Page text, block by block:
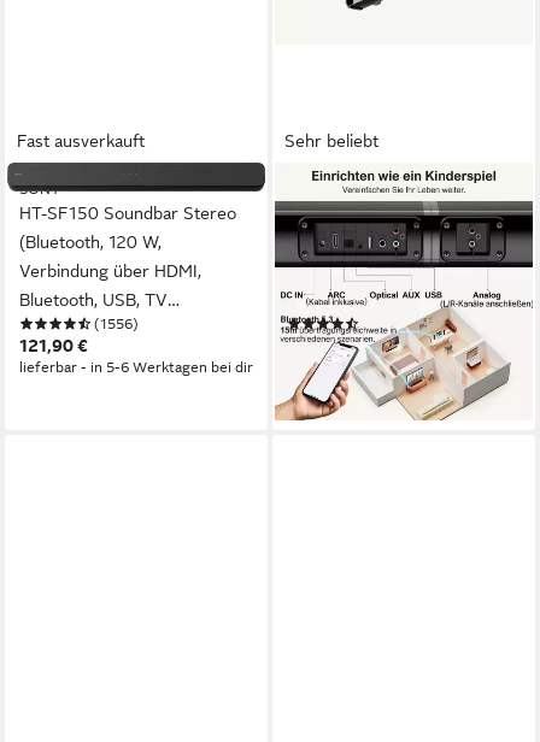
Fast ausverkauft
SONY
HT-SF150 Soundbar Stereo
(Bluetooth, 120 W,
Verbindung über HDMI,
Bluetooth, USB, TV
Soundsystem)
(1556)
121,90 €
lieferbar - in 5-6 Werktagen bei dir
Sehr beliebt
ULTIMEA
Apollo S40 Soundbar 2.2-
Kanal (Bluetooth 5.3, 100 W,
Teilbare 2-in-1 Soundbar mit
3 EQ-Modi und verstellbarem
Bass)
(75)
89,99 € UVP129,99 €
-31%
lieferbar - in 5-6 Werktagen bei dir